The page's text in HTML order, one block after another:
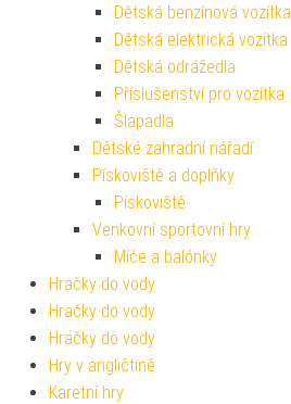
Dětská benzínová vozítka
Dětská elektrická vozítka
Dětská odrážedla
Příslušenství pro vozítka
Šlapadla
Dětské zahradní nářadí
Pískoviště a doplňky
Pískoviště
Venkovní sportovní hry
Míče a balónky
Hračky do vody
Hračky do vody
Hračky do vody
Hry v angličtině
Karetní hry